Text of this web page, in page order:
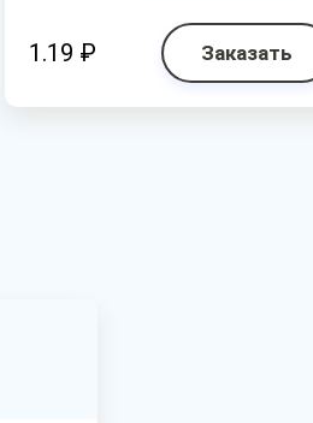
1.19 ₽ Заказать